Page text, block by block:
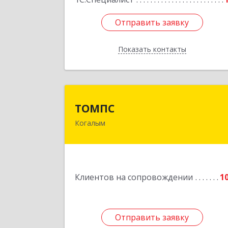
Отправить заявку
Показать контакты
Отправить заявку
Назад
ТОМПС
Когалым
Клиентов на сопровождении
Отправить заявку
Отправить заявку